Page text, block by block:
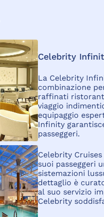
Celebrity
La Celebrity
combinazione
raffinati
viaggio
equipaggio
Infinity
passeggeri.
Celebrity
suoi passeggeri
sistemazioni
dettaglio è
al suo servizio
Celebrity